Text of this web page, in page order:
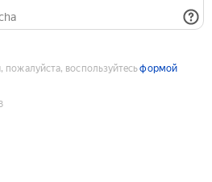
воспользуйтесьформой